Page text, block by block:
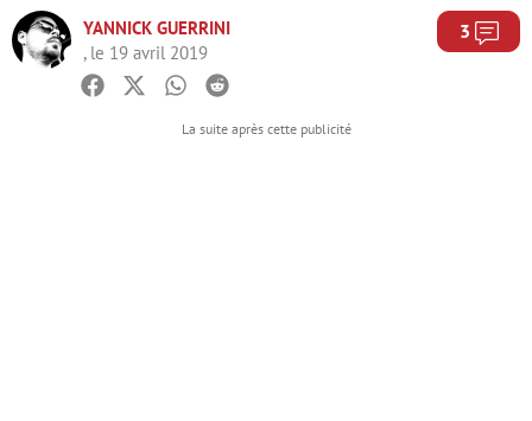
YANNICK GUERRINI
, le 19 avril 2019
3
Facebook
TwitterWhatsapp
Reddit